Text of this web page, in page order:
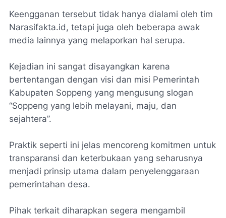
Keengganan tersebut tidak hanya dialami oleh tim
Narasifakta.id, tetapi juga oleh beberapa awak
media lainnya yang melaporkan hal serupa.
Kejadian ini sangat disayangkan karena
bertentangan dengan visi dan misi Pemerintah
Kabupaten Soppeng yang mengusung slogan
“Soppeng yang lebih melayani, maju, dan
sejahtera”.
Praktik seperti ini jelas mencoreng komitmen untuk
transparansi dan keterbukaan yang seharusnya
menjadi prinsip utama dalam penyelenggaraan
pemerintahan desa.
Pihak terkait diharapkan segera mengambil